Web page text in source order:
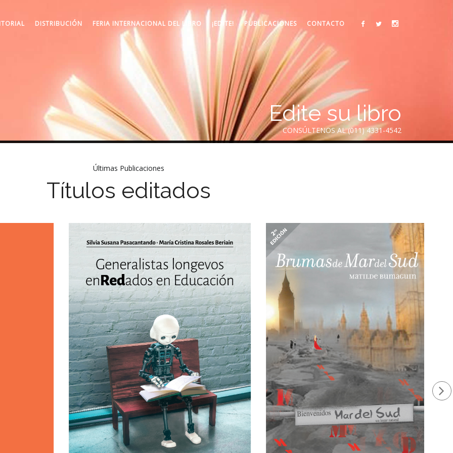
DISTRIBUCIÓN FERIA INTERNACIONAL DEL LIBRO ¡EDITE! PUBLICACIONES CONTACTO
Edite su libro
CONSÚLTENOS AL (011) 4331-4542
Últimas Publicaciones
Títulos editados